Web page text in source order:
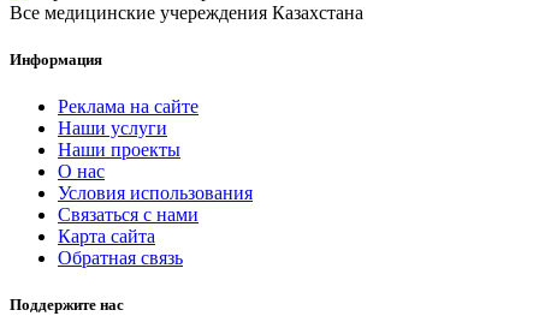
Все медицинские учереждения Казахстана
Информация
Реклама на сайте
Наши услуги
Наши проекты
О нас
Условия использования
Связаться с нами
Карта сайта
Обратная связь
Поддержите нас